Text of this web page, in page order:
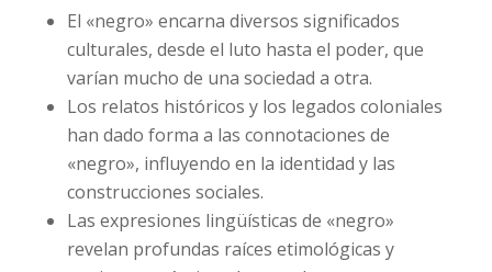
El «negro» encarna diversos significados
culturales, desde el luto hasta el poder, que
varían mucho de una sociedad a otra.
Los relatos históricos y los legados coloniales
han dado forma a las connotaciones de
«negro», influyendo en la identidad y las
construcciones sociales.
Las expresiones lingüísticas de «negro»
revelan profundas raíces etimológicas y